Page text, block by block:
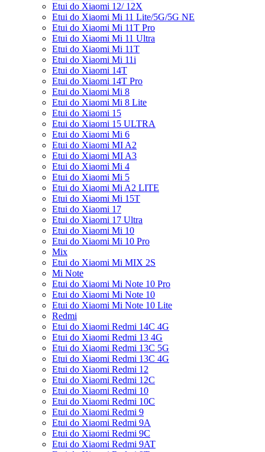
Etui do Xiaomi 12/ 12X
Etui do Xiaomi Mi 11 Lite/5G/5G NE
Etui do Xiaomi Mi 11T Pro
Etui do Xiaomi Mi 11 Ultra
Etui do Xiaomi Mi 11T
Etui do Xiaomi Mi 11i
Etui do Xiaomi 14T
Etui do Xiaomi 14T Pro
Etui do Xiaomi Mi 8
Etui do Xiaomi Mi 8 Lite
Etui do Xiaomi 15
Etui do Xiaomi 15 ULTRA
Etui do Xiaomi Mi 6
Etui do Xiaomi MI A2
Etui do Xiaomi MI A3
Etui do Xiaomi Mi 4
Etui do Xiaomi Mi 5
Etui do Xiaomi Mi A2 LITE
Etui do Xiaomi Mi 15T
Etui do Xiaomi 17
Etui do Xiaomi 17 Ultra
Etui do Xiaomi Mi 10
Etui do Xiaomi Mi 10 Pro
Mix
Etui do Xiaomi Mi MIX 2S
Mi Note
Etui do Xiaomi Mi Note 10 Pro
Etui do Xiaomi Mi Note 10
Etui do Xiaomi Mi Note 10 Lite
Redmi
Etui do Xiaomi Redmi 14C 4G
Etui do Xiaomi Redmi 13 4G
Etui do Xiaomi Redmi 13C 5G
Etui do Xiaomi Redmi 13C 4G
Etui do Xiaomi Redmi 12
Etui do Xiaomi Redmi 12C
Etui do Xiaomi Redmi 10
Etui do Xiaomi Redmi 10C
Etui do Xiaomi Redmi 9
Etui do Xiaomi Redmi 9A
Etui do Xiaomi Redmi 9C
Etui do Xiaomi Redmi 9AT